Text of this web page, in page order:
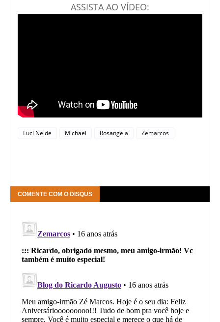
ASSISTA AO VÍDEO:
Luci Neide Michael Rosangela Zemarcos
COMENTE COM O DISQUS